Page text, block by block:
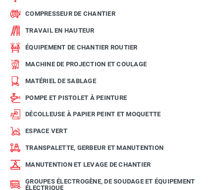
COMPRESSEUR DE CHANTIER
TRAVAIL EN HAUTEUR
ÉQUIPEMENT DE CHANTIER ROUTIER
MACHINE DE PROJECTION ET COULAGE
MATÉRIEL DE SABLAGE
POMPE ET PISTOLET À PEINTURE
DÉCOLLEUSE À PAPIER PEINT ET MOQUETTE
ESPACE VERT
TRANSPALETTE, GERBEUR ET MANUTENTION
MANUTENTION ET LEVAGE DE CHANTIER
GROUPES ÉLECTROGÈNE, DE SOUDAGE ET ÉQUIPEMENT
ÉLECTRIQUE